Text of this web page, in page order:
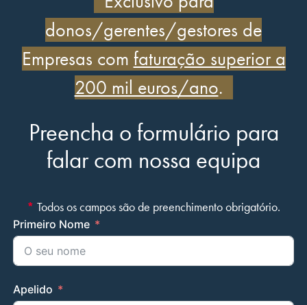
donos/gerentes/gestores de
Empresas com faturação superior a
200 mil euros/ano.
Preencha o formulário para
falar com nossa equipa
* Todos os campos são de preenchimento obrigatório.
Primeiro Nome
Apelido